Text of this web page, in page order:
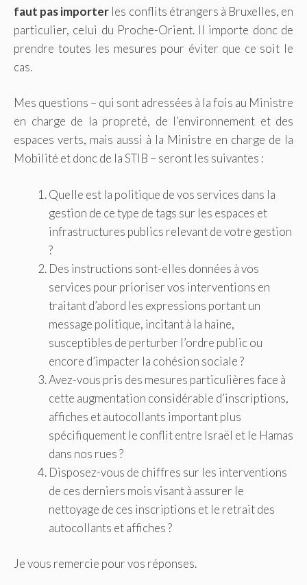
faut pas importer les conflits étrangers à Bruxelles, en
particulier, celui du Proche-Orient. Il importe donc de
prendre toutes les mesures pour éviter que ce soit le
cas.
Mes questions – qui sont adressées à la fois au Ministre
en charge de la propreté, de l’environnement et des
espaces verts, mais aussi à la Ministre en charge de la
Mobilité et donc de la STIB – seront les suivantes :
Quelle est la politique de vos services dans la
gestion de ce type de tags sur les espaces et
infrastructures publics relevant de votre gestion
?
Des instructions sont-elles données à vos
services pour prioriser vos interventions en
traitant d’abord les expressions portant un
message politique, incitant à la haine,
susceptibles de perturber l’ordre public ou
encore d’impacter la cohésion sociale ?
Avez-vous pris des mesures particulières face à
cette augmentation considérable d’inscriptions,
affiches et autocollants important plus
spécifiquement le conflit entre Israël et le Hamas
dans nos rues ?
Disposez-vous de chiffres sur les interventions
de ces derniers mois visant à assurer le
nettoyage de ces inscriptions et le retrait des
autocollants et affiches ?
Je vous remercie pour vos réponses.